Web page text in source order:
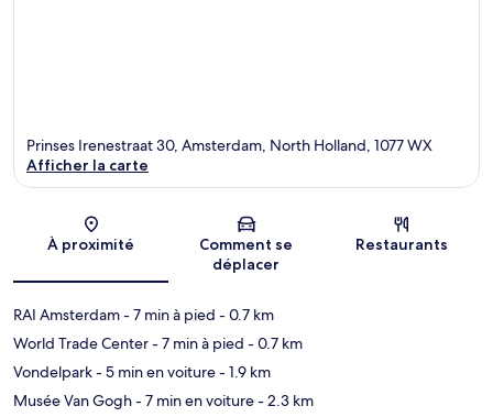
Carte
Prinses Irenestraat 30, Amsterdam, North Holland, 1077 WX
Afficher la carte
À proximité
Comment se
déplacer
Restaurants
RAI Amsterdam- 7 min à pied - 0.7 km
World Trade Center- 7 min à pied - 0.7 km
Vondelpark- 5 min en voiture- 1.9 km
Musée Van Gogh- 7 min en voiture- 2.3 km